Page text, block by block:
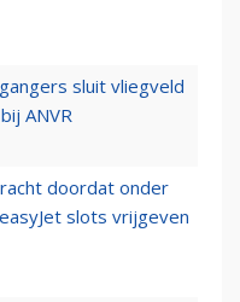
sluit vliegveld
ANVR
doordat onder
slots vrijgeven